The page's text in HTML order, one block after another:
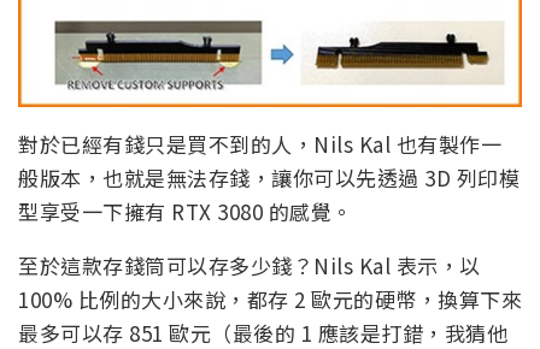
對於已經有錢只是買不到的人，Nils Kal 也有製作一
般版本，也就是無法存錢，讓你可以先透過 3D 列印模
型享受一下擁有 RTX 3080 的感覺。
至於這款存錢筒可以存多少錢？Nils Kal 表示，以
100% 比例的大小來說，都存 2 歐元的硬幣，換算下來
最多可以存 851 歐元（最後的 1 應該是打錯，我猜他